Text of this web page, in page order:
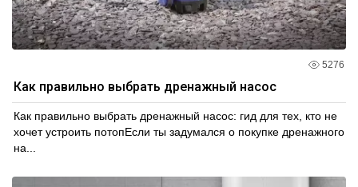
5276
Как правильно выбрать дренажный насос
Как правильно выбрать дренажный насос: гид для тех, кто не
хочет устроить потопЕсли ты задумался о покупке дренажного
на...